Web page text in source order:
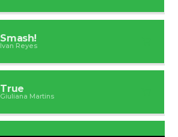
Smash!
Ivan Reyes
True
Giuliana Martins